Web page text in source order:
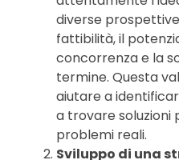
diverse
fattibilità, il
concorrenza e la
termine. Questa
aiutare a
a trovare soluzioni
problemi reali.
Sviluppo di una